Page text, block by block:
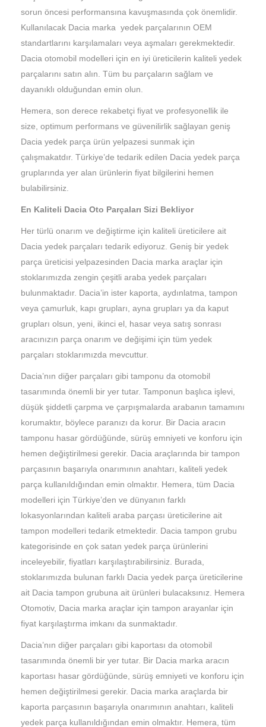
sorun öncesi performansına kavuşmasında çok önemlidir.
Kullanılacak Dacia marka yedek parçalarının OEM
standartlarını karşılamaları veya aşmaları gerekmektedir.
Dacia otomobil modelleri için en iyi üreticilerin kaliteli yedek
parçalarını satın alın. Tüm bu parçaların sağlam ve
dayanıklı olduğundan emin olun.
Hemera, son derece rekabetçi fiyat ve profesyonellik ile
size, optimum performans ve güvenilirlik sağlayan geniş
Dacia yedek parça ürün yelpazesi sunmak için
çalışmakatdır. Türkiye’de tedarik edilen Dacia yedek parça
gruplarında yer alan ürünlerin fiyat bilgilerini hemen
bulabilirsiniz.
En Kaliteli Dacia Oto Parçaları Sizi Bekliyor
Her türlü onarım ve değiştirme için kaliteli üreticilere ait
Dacia yedek parçaları tedarik ediyoruz. Geniş bir yedek
parça üreticisi yelpazesinden Dacia marka araçlar için
stoklarımızda zengin çeşitli araba yedek parçaları
bulunmaktadır. Dacia’in ister kaporta, aydınlatma, tampon
veya çamurluk, kapı grupları, ayna grupları ya da kaput
grupları olsun, yeni, ikinci el, hasar veya satış sonrası
aracınızın parça onarım ve değişimi için tüm yedek
parçaları stoklarımızda mevcuttur.
Dacia’nın diğer parçaları gibi tamponu da otomobil
tasarımında önemli bir yer tutar. Tamponun başlıca işlevi,
düşük şiddetli çarpma ve çarpışmalarda arabanın tamamını
korumaktır, böylece paranızı da korur. Bir Dacia aracın
tamponu hasar gördüğünde, sürüş emniyeti ve konforu için
hemen değiştirilmesi gerekir. Dacia araçlarında bir tampon
parçasının başarıyla onarımının anahtarı, kaliteli yedek
parça kullanıldığından emin olmaktır. Hemera, tüm Dacia
modelleri için Türkiye’den ve dünyanın farklı
lokasyonlarından kaliteli araba parçası üreticilerine ait
tampon modelleri tedarik etmektedir. Dacia tampon grubu
kategorisinde en çok satan yedek parça ürünlerini
inceleyebilir, fiyatları karşılaştırabilirsiniz. Burada,
stoklarımızda bulunan farklı Dacia yedek parça üreticilerine
ait Dacia tampon grubuna ait ürünleri bulacaksınız. Hemera
Otomotiv, Dacia marka araçlar için tampon arayanlar için
fiyat karşılaştırma imkanı da sunmaktadır.
Dacia’nın diğer parçaları gibi kaportası da otomobil
tasarımında önemli bir yer tutar. Bir Dacia marka aracın
kaportası hasar gördüğünde, sürüş emniyeti ve konforu için
hemen değiştirilmesi gerekir. Dacia marka araçlarda bir
kaporta parçasının başarıyla onarımının anahtarı, kaliteli
yedek parça kullanıldığından emin olmaktır. Hemera, tüm